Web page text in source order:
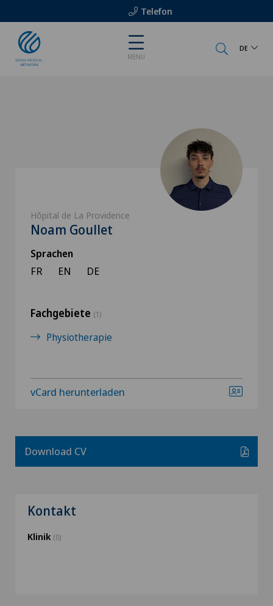
Telefon
MENU
DE
Hôpital de La Providence
Noam Goullet
Sprachen
FR EN DE
Fachgebiete (1)
Physiotherapie
vCard herunterladen
Download CV
Kontakt
Klinik (0)